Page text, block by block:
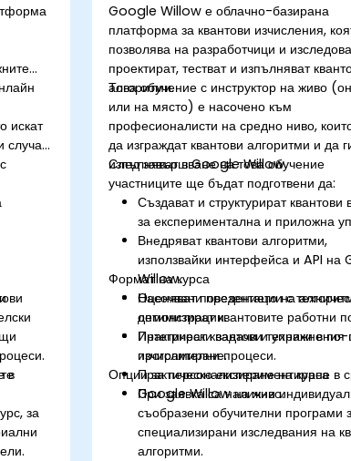
искат
случаи
в
за
Google Willow е облачно-базирана
платформа за квантови изчисления,
позволява на разработчици и
проектират, тестват и изпълняват
алгоритми.
Това обучение с инструктор на живо
или на място) е насочено към
професионалисти на средно ниво,
да изграждат квантови алгоритми и да
изпълняват в Google Willow.
След завършване на това обучение
участниците ще бъдат подготвени да:
Създават и структурират квантови
за експериментална и приложна
Внедряват квантови алгоритми,
използвайки интерфейса и API на
Willow.
Оценяват поведението на
оптимизират квантовите работни
Интегрират квантови техники в
изчислителни процеси.
Формат на курса
Насочвани презентации с
демонстрации.
Практически задачи и упражнения
програмиране.
Практическо експериментиране в
Google Willow на живо.
Опции за персонализиране на курса
При заявка са налични
съобразени обучителни програми
специализирани изследвания на
алгоритми.